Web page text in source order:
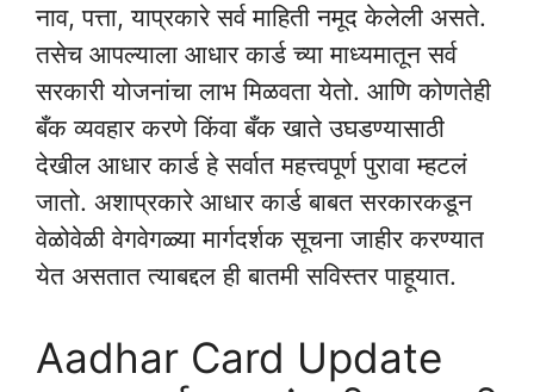
नाव, पत्ता, याप्रकारे सर्व माहिती नमूद केलेली असते.
तसेच आपल्याला आधार कार्ड च्या माध्यमातून सर्व
सरकारी योजनांचा लाभ मिळवता येतो. आणि कोणतेही
बँक व्यवहार करणे किंवा बँक खाते उघडण्यासाठी
देखील आधार कार्ड हे सर्वात महत्त्वपूर्ण पुरावा म्हटलं
जातो. अशाप्रकारे आधार कार्ड बाबत सरकारकडून
वेळोवेळी वेगवेगळ्या मार्गदर्शक सूचना जाहीर करण्यात
येत असतात त्याबद्दल ही बातमी सविस्तर पाहूयात.
Aadhar Card Update